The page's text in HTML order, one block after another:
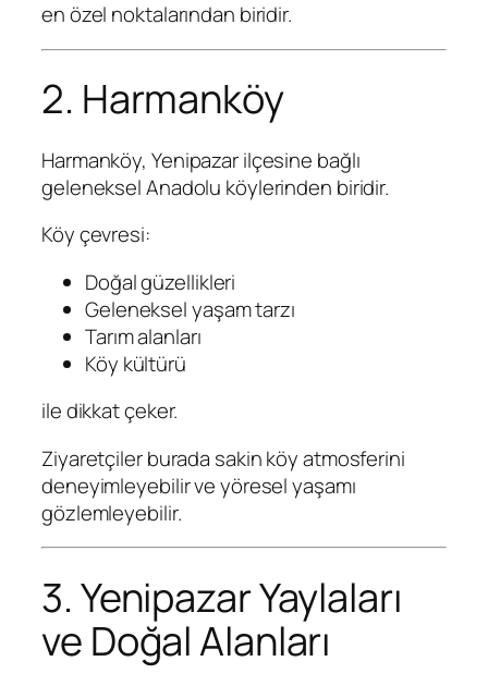
en özel noktalarından biridir.
2. Harmanköy
Harmanköy, Yenipazar ilçesine bağlı
geleneksel Anadolu köylerinden biridir.
Köy çevresi:
Doğal güzellikleri
Geleneksel yaşam tarzı
Tarım alanları
Köy kültürü
ile dikkat çeker.
Ziyaretçiler burada sakin köy atmosferini
deneyimleyebilir ve yöresel yaşamı
gözlemleyebilir.
3. Yenipazar Yaylaları
ve Doğal Alanları